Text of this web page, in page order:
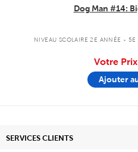
Dog Man #14:
NIVEAU SCOLAIRE 2E ANNÉE - 5E
Votre Prix
Ajouter
SERVICES CLIENTS